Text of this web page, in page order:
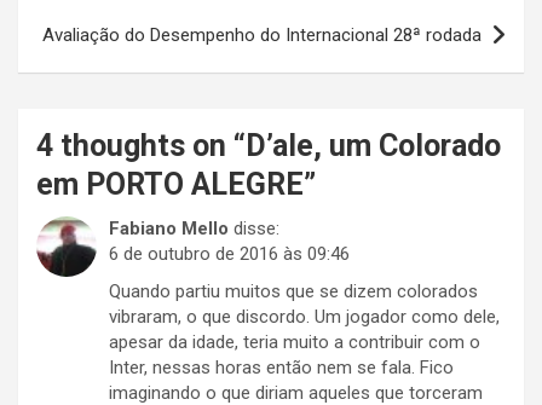
Post
Avaliação do Desempenho do Internacional 28ª rodada
4 thoughts on “ D’ale, um Colorado
em PORTO ALEGRE”
Fabiano Mello disse:
6 de outubro de 2016 às 09:46
Quando partiu muitos que se dizem colorados
vibraram, o que discordo. Um jogador como dele,
apesar da idade, teria muito a contribuir com o
Inter, nessas horas então nem se fala. Fico
imaginando o que diriam aqueles que torceram